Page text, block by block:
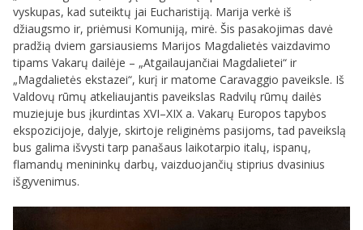
vyskupas, kad suteiktų jai Eucharistiją. Marija verkė iš
džiaugsmo ir, priėmusi Komuniją, mirė. Šis pasakojimas davė
pradžią dviem garsiausiems Marijos Magdalietės vaizdavimo
tipams Vakarų dailėje – „Atgailaujančiai Magdalietei“ ir
„Magdalietės ekstazei“, kurį ir matome Caravaggio paveiksle. Iš
Valdovų rūmų atkeliaujantis paveikslas Radvilų rūmų dailės
muziejuje bus įkurdintas XVI–XIX a. Vakarų Europos tapybos
ekspozicijoje, dalyje, skirtoje religinėms pasijoms, tad paveikslą
bus galima išvysti tarp panašaus laikotarpio italų, ispanų,
flamandų menininkų darbų, vaizduojančių stiprius dvasinius
išgyvenimus.